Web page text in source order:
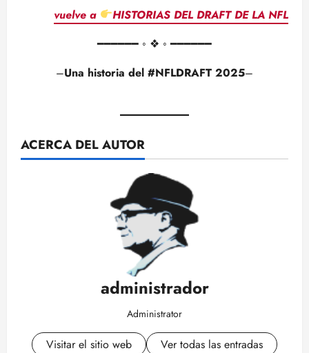
vuelve a
HISTORIAS DEL DRAFT DE LA NFL
━━━━━━ ◦ ❖ ◦ ━━━━━━
–Una historia del #NFLDRAFT 2025–
ACERCA DEL AUTOR
administrador
Administrator
Visitar el sitio web Ver todas las entradas